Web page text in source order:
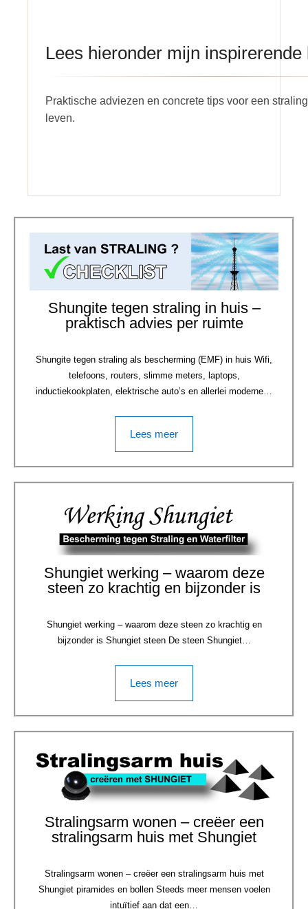
Lees hieronder mijn inspirerende
Praktische adviezen en concrete tips voor een
leven.
Shungite tegen straling in huis –
praktisch advies per ruimte
Shungite tegen straling als bescherming (EMF) in huis Wifi,
telefoons, routers, slimme meters, laptops,
inductiekookplaten, elektrische auto’s en allerlei moderne…
Lees meer
Shungiet werking – waarom deze
steen zo krachtig en bijzonder is
Shungiet werking – waarom deze steen zo krachtig en
bijzonder is Shungiet steen De steen Shungiet…
Lees meer
Stralingsarm wonen – creëer een
stralingsarm huis met Shungiet
Stralingsarm wonen – creëer een stralingsarm huis met
Shungiet piramides en bollen Steeds meer mensen voelen
intuïtief aan dat een…